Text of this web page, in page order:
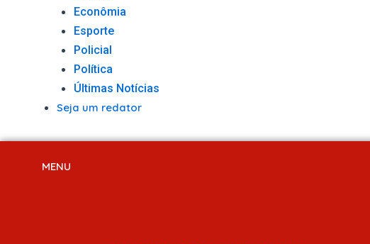
Econômia
Esporte
Policial
Política
Últimas Notícias
Seja um redator
MENU